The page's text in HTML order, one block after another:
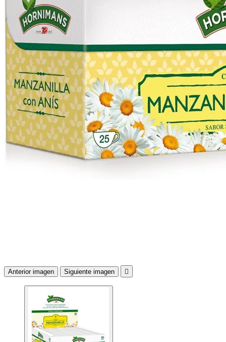
Anterior imagen Siguiente imagen 